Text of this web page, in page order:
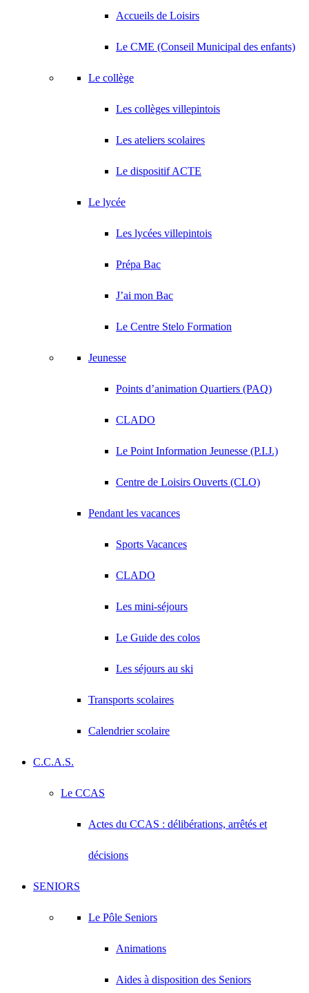
Accueils de Loisirs
Le CME (Conseil Municipal des enfants)
Le collège
Les collèges villepintois
Les ateliers scolaires
Le dispositif ACTE
Le lycée
Les lycées villepintois
Prépa Bac
J’ai mon Bac
Le Centre Stelo Formation
Jeunesse
Points d’animation Quartiers (PAQ)
CLADO
Le Point Information Jeunesse (P.I.J.)
Centre de Loisirs Ouverts (CLO)
Pendant les vacances
Sports Vacances
CLADO
Les mini-séjours
Le Guide des colos
Les séjours au ski
Transports scolaires
Calendrier scolaire
C.C.A.S.
Le CCAS
Actes du CCAS : délibérations, arrêtés et
décisions
SENIORS
Le Pôle Seniors
Animations
Aides à disposition des Seniors